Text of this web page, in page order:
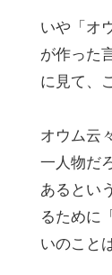
いや「オ
が作った
に見て、
オウム云
一人物だ
あるとい
るために
いのこと